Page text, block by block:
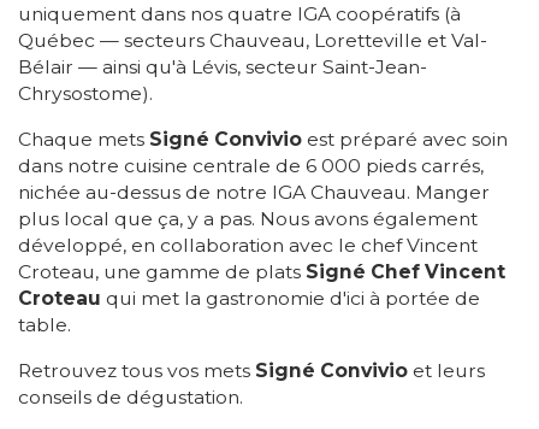
uniquement dans nos quatre IGA coopératifs (à
Québec — secteurs Chauveau, Loretteville et Val-
Bélair — ainsi qu'à Lévis, secteur Saint-Jean-
Chrysostome).
Chaque mets Signé Convivio est préparé avec soin
dans notre cuisine centrale de 6 000 pieds carrés,
nichée au-dessus de notre IGA Chauveau. Manger
plus local que ça, y a pas. Nous avons également
développé, en collaboration avec le chef Vincent
Croteau, une gamme de plats Signé Chef Vincent
Croteau qui met la gastronomie d'ici à portée de
table.
Retrouvez tous vos mets Signé Convivio et leurs
conseils de dégustation.